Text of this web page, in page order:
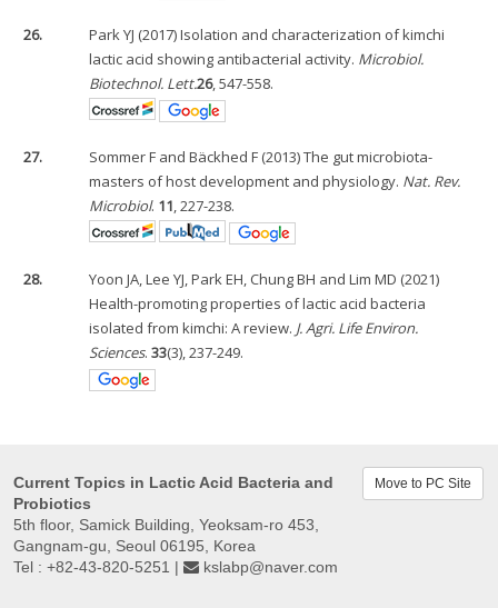
26.
Park YJ (2017) Isolation and characterization of kimchi
lactic acid showing antibacterial activity. Microbiol.
Biotechnol. Lett.26, 547-558.
27.
Sommer F and Bäckhed F (2013) The gut microbiota-
masters of host development and physiology. Nat. Rev.
Microbiol. 11, 227-238.
28.
Yoon JA, Lee YJ, Park EH, Chung BH and Lim MD (2021)
Health-promoting properties of lactic acid bacteria
isolated from kimchi: A review. J. Agri. Life Environ.
Sciences.33(3), 237-249.
Current Topics in Lactic Acid Bacteria and
Probiotics
5th floor, Samick Building, Yeoksam-ro 453,
Gangnam-gu, Seoul 06195, Korea
Tel : +82-43-820-5251 |
kslabp@naver.com
Move to PC Site